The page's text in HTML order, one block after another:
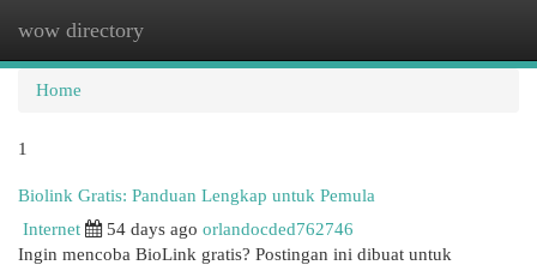
wow directory
Home
1
Biolink Gratis: Panduan Lengkap untuk Pemula
Internet
54 days ago orlandocded762746
Ingin mencoba BioLink gratis? Postingan ini dibuat untuk